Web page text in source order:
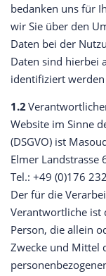
bedanken uns für
wir Sie über den
Daten bei der
Daten sind hierbei
identifiziert
1.2
Website im Sinne
(DSGVO) ist
Elmer Landstrasse
Tel.: +49 (0)176
Der für die
Verantwortliche ist
Person, die allein
Zwecke und Mittel